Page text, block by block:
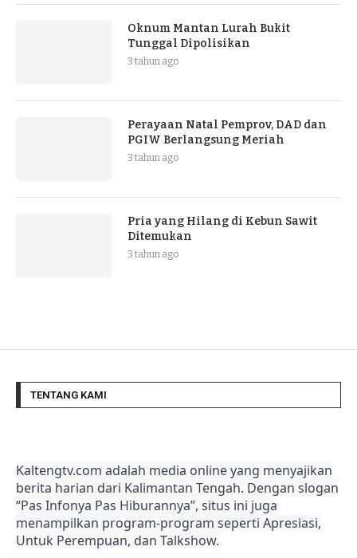
Oknum Mantan Lurah Bukit
Tunggal Dipolisikan
3 tahun ago
Perayaan Natal Pemprov, DAD dan
PGIW Berlangsung Meriah
3 tahun ago
Pria yang Hilang di Kebun Sawit
Ditemukan
3 tahun ago
TENTANG KAMI
Kaltengtv.com adalah media online yang menyajikan
berita harian dari Kalimantan Tengah. Dengan slogan
“Pas Infonya Pas Hiburannya”, situs ini juga
menampilkan program-program seperti Apresiasi,
Untuk Perempuan, dan Talkshow.